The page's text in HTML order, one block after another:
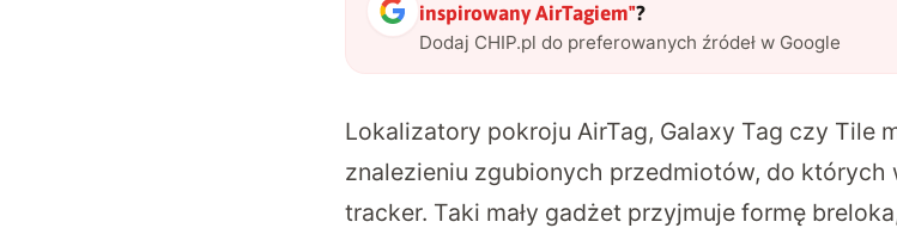
inspirowany AirTagiem"?
Dodaj CHIP.pl do preferowanych źródeł w Google
Lokalizatory pokroju AirTag, Galaxy Tag czy Tile
znalezieniu zgubionych przedmiotów, do
tracker. Taki mały gadżet przyjmuje formę